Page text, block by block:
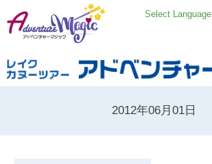
Select Language
2012年06月01日